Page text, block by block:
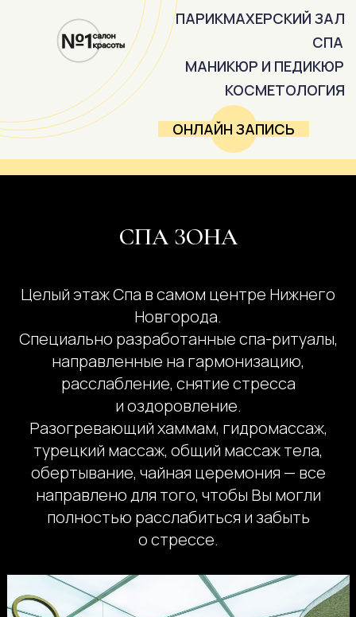
КОСМЕТОЛОГИЯ
ПАРИКМАХЕРСКИЙ ЗАЛ
МАНИКЮР И ПЕДИКЮР
СПА
ОНЛАЙН ЗАПИСЬ
СПА ЗОНА
Целый этаж Спа в самом центре Нижнего
Новгорода.
Специально разработанные спа-ритуалы,
направленные на гармонизацию,
расслабление, снятие стресса
и оздоровление.
Разогревающий хаммам, гидромассаж,
турецкий массаж, общий массаж тела,
обертывание, чайная церемония — все
направлено для того, чтобы Вы могли
полностью расслабиться и забыть
о стрессе.